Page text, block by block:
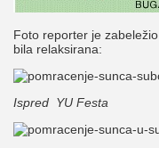
Foto reporter je
bila relaksirana:
Ispred YU Festa